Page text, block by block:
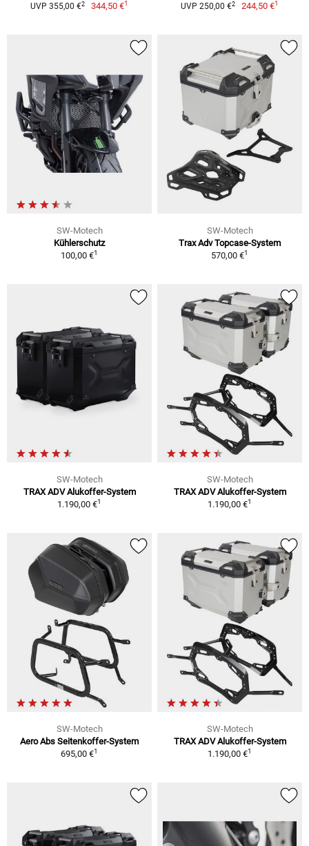
UVP 355,00 €2 344,50 €1 UVP 250,00 €2 244,50 €1
SW-Motech
Kühlerschutz
100,00 €1
SW-Motech
Trax Adv Topcase-System
570,00 €1
SW-Motech
TRAX ADV Alukoffer-System
1.190,00 €1
SW-Motech
TRAX ADV Alukoffer-System
1.190,00 €1
SW-Motech
Aero Abs Seitenkoffer-System
695,00 €1
SW-Motech
TRAX ADV Alukoffer-System
1.190,00 €1